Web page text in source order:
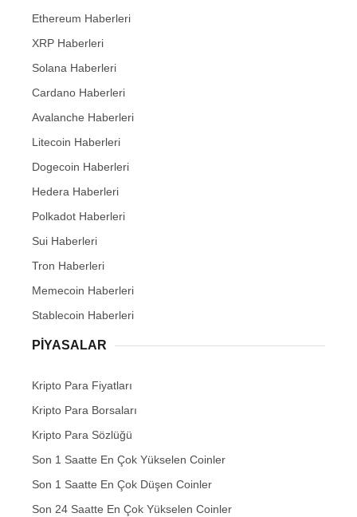
Ethereum Haberleri
XRP Haberleri
Solana Haberleri
Cardano Haberleri
Avalanche Haberleri
Litecoin Haberleri
Dogecoin Haberleri
Hedera Haberleri
Polkadot Haberleri
Sui Haberleri
Tron Haberleri
Memecoin Haberleri
Stablecoin Haberleri
PIYASALAR
Kripto Para Fiyatları
Kripto Para Borsaları
Kripto Para Sözlüğü
Son 1 Saatte En Çok Yükselen Coinler
Son 1 Saatte En Çok Düşen Coinler
Son 24 Saatte En Çok Yükselen Coinler